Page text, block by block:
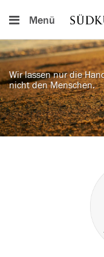
Menü
Wir lassen nur die
nicht den Menschen.